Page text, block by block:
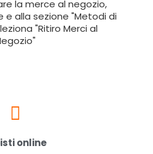
la merce al negozio,
e alla sezione "Metodi di
"Ritiro Merci al
online